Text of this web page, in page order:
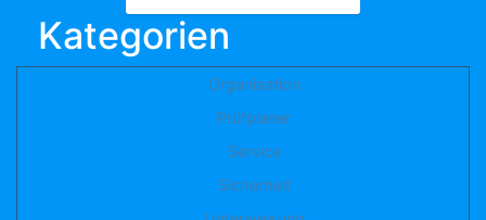
Kategorien
Organisation
Prüfplaner
Service
Sicherheit